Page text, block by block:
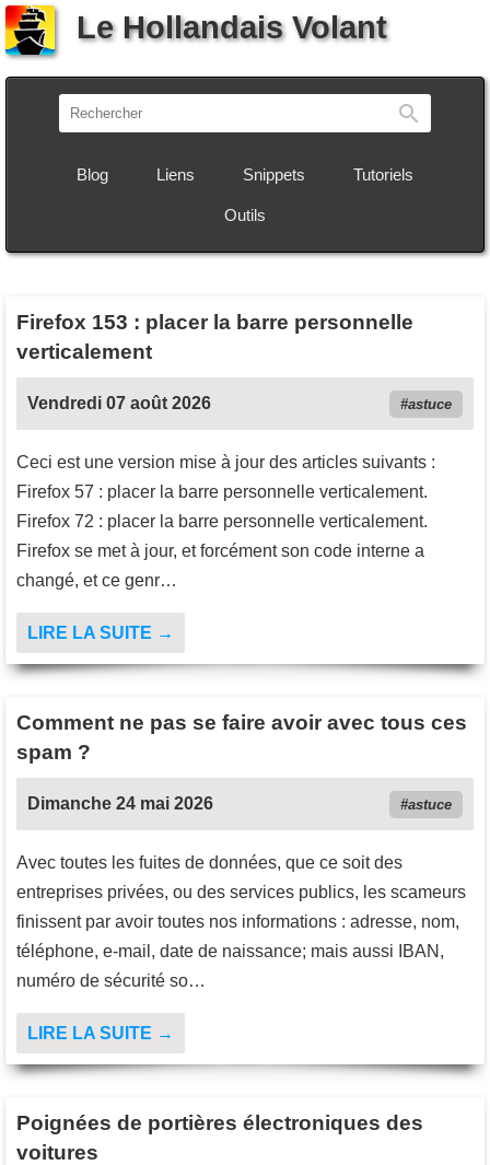
Le Hollandais Volant
Blog Liens Snippets Tutoriels
Outils
Firefox 153 : placer la barre personnelle
verticalement
Vendredi 07 août 2026 astuce
Ceci est une version mise à jour des articles suivants :
Firefox 57 : placer la barre personnelle verticalement.
Firefox 72 : placer la barre personnelle verticalement.
Firefox se met à jour, et forcément son code interne a
changé, et ce genr…
LIRE LA SUITE →
Comment ne pas se faire avoir avec tous ces
spam ?
Dimanche 24 mai 2026 astuce
Avec toutes les fuites de données, que ce soit des
entreprises privées, ou des services publics, les scameurs
finissent par avoir toutes nos informations : adresse, nom,
téléphone, e-mail, date de naissance; mais aussi IBAN,
numéro de sécurité so…
LIRE LA SUITE →
Poignées de portières électroniques des
voitures